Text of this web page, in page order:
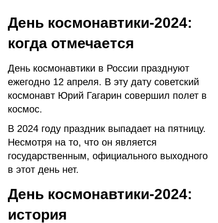
День космонавтики-2024:
когда отмечается
День космонавтики в России празднуют
ежегодно 12 апреля. В эту дату советский
космонавт Юрий Гагарин совершил полет в
космос.
В 2024 году праздник выпадает на пятницу.
Несмотря на то, что он является
государственным, официального выходного
в этот день нет.
День космонавтики-2024:
история